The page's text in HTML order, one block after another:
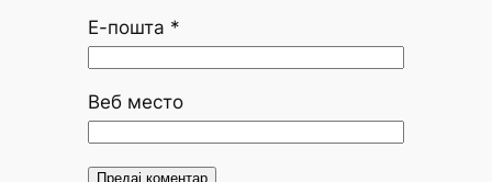
Е-пошта *
Веб место